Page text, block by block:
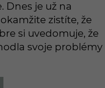
je už na
zistíte, že
si uvedomuje, že
svoje problémy